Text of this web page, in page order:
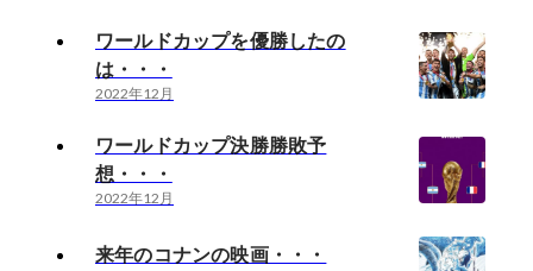
ワールドカップを優勝したの
は・・・
2022年12月
ワールドカップ決勝勝敗予
想・・・
2022年12月
来年のコナンの映画・・・